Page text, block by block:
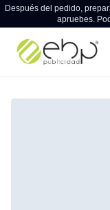
Después del pedido,
apruebes.